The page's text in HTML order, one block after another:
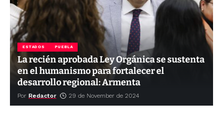
ESTADOS PUEBLA
La recién aprobada Ley Orgánica se sustenta
en el humanismo para fortalecer el
desarrollo regional: Armenta
Por Redactor 29 de November de 2024